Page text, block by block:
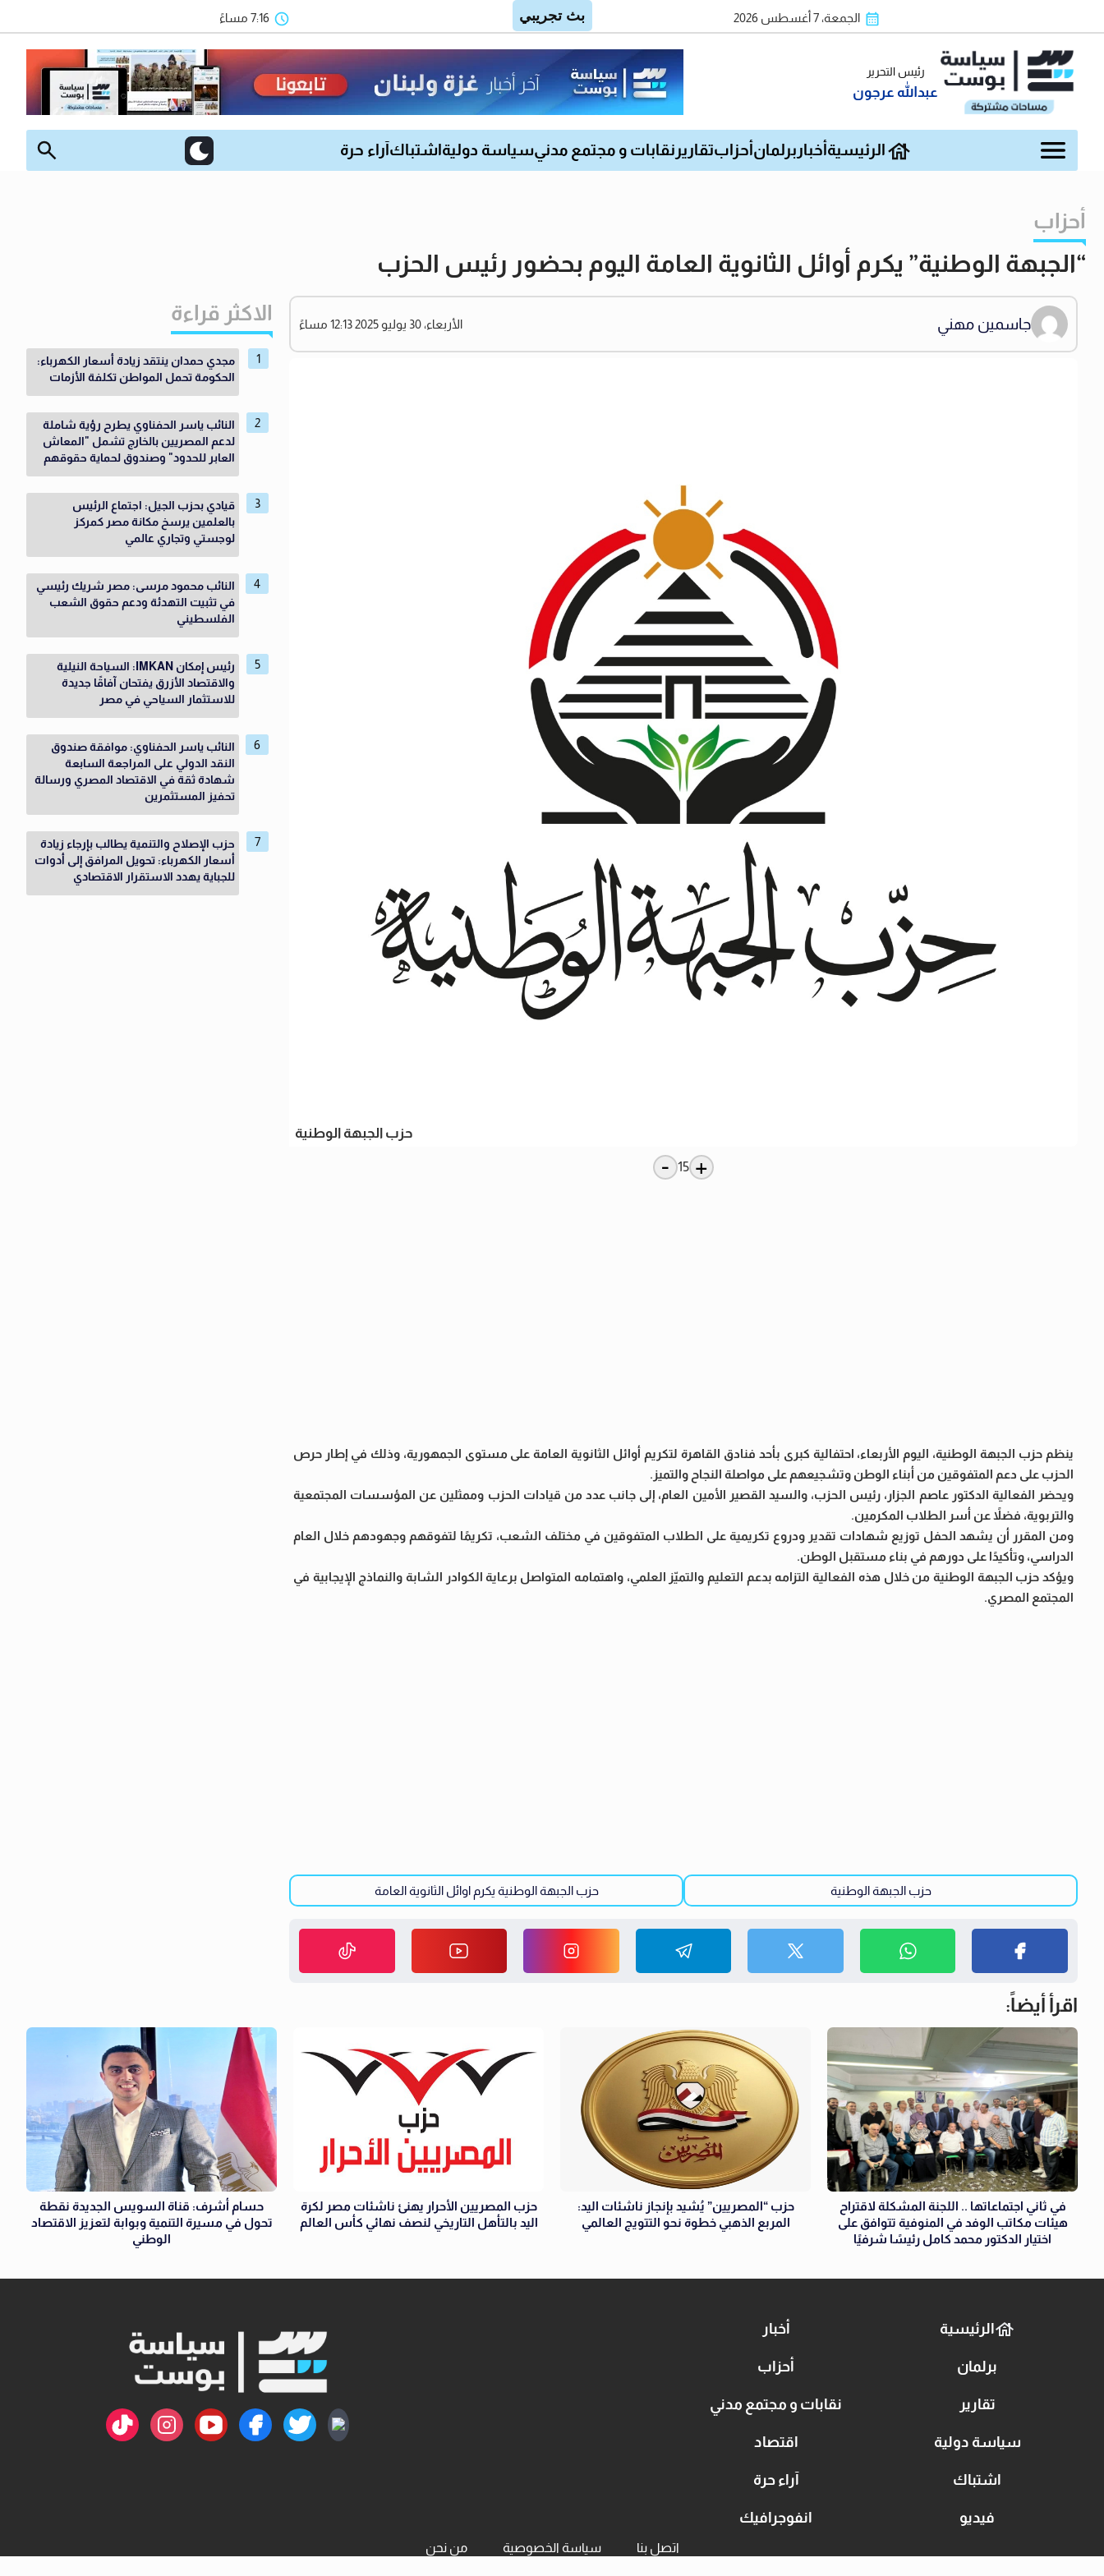
الجمعة، 7 أغسطس 2026 7:16 مساءً
رئيس التحرير
عبدالله عرجون
الرئيسية أخبار برلمان أحزابتقارير نقابات و مجتمع مدنيسياسة دولية اشتباك آراء حرة
أحزاب
“الجبهة الوطنية” يكرم أوائل الثانوية العامة اليوم بحضور رئيس الحزب
جاسمين مهني الأربعاء، 30 يوليو 2025 12:13 مساءً
حزب الجبهة الوطنية
+
15
-
ينظم حزب الجبهة الوطنية، اليوم الأربعاء، احتفالية كبرى بأحد فنادق القاهرة لتكريم أوائل الثانوية العامة على مستوى الجمهورية، وذلك في إطار حرص
الحزب على دعم المتفوقين من أبناء الوطن وتشجيعهم على مواصلة النجاح والتميز.
ويحضر الفعالية الدكتور عاصم الجزار، رئيس الحزب، والسيد القصير الأمين العام، إلى جانب عدد من قيادات الحزب وممثلين عن المؤسسات المجتمعية
والتربوية، فضلاً عن أسر الطلاب المكرمين.
ومن المقرر أن يشهد الحفل توزيع شهادات تقدير ودروع تكريمية على الطلاب المتفوقين في مختلف الشعب، تكريمًا لتفوقهم وجهودهم خلال العام
الدراسي، وتأكيدًا على دورهم في بناء مستقبل الوطن.
ويؤكد حزب الجبهة الوطنية من خلال هذه الفعالية التزامه بدعم التعليم والتميّز العلمي، واهتمامه المتواصل برعاية الكوادر الشابة والنماذج الإيجابية في
المجتمع المصري.
حزب الجبهة الوطنية حزب الجبهة الوطنية يكرم اوائل الثانوية العامة
الاكثر قراءة
مجدي حمدان ينتقد زيادة أسعار الكهرباء:
الحكومة تحمل المواطن تكلفة الأزمات
النائب ياسر الحفناوي يطرح رؤية شاملة
لدعم المصريين بالخارج تشمل "المعاش
العابر للحدود" وصندوق لحماية حقوقهم
قيادي بحزب الجيل: اجتماع الرئيس
بالعلمين يرسخ مكانة مصر كمركز
لوجستي وتجاري عالمي
النائب محمود مرسى: مصر شريك رئيسي
في تثبيت التهدئة ودعم حقوق الشعب
الفلسطيني
رئيس إمكان IMKAN: السياحة النيلية
والاقتصاد الأزرق يفتحان آفاقًا جديدة
للاستثمار السياحي في مصر
النائب ياسر الحفناوي: موافقة صندوق
النقد الدولي على المراجعة السابعة
شهادة ثقة في الاقتصاد المصري ورسالة
تحفيز المستثمرين
حزب الإصلاح والتنمية يطالب بإرجاء زيادة
أسعار الكهرباء: تحويل المرافق إلى أدوات
للجباية يهدد الاستقرار الاقتصادي
اقرأ أيضاً:
في ثاني اجتماعاتها .. اللجنة المشكلة لاقتراح
هيئات مكاتب الوفد في المنوفية تتوافق على
اختيار الدكتور محمد كامل رئيسًا شرفيًا
حزب “المصريين” يُشيد بإنجاز ناشئات اليد:
المربع الذهبي خطوة نحو التتويج العالمي
حزب المصريين الأحرار يهنئ ناشئات مصر لكرة
اليد بالتأهل التاريخي لنصف نهائي كأس العالم
حسام أشرف: قناة السويس الجديدة نقطة
تحول في مسيرة التنمية وبوابة لتعزيز الاقتصاد
الوطني
الرئيسية أخبار
برلمان أحزاب
تقارير نقابات و مجتمع مدني
سياسة دولية اقتصاد
اشتباك آراء حرة
فيديو انفوجرافيك
اتصل بنا سياسة الخصوصية من نحن